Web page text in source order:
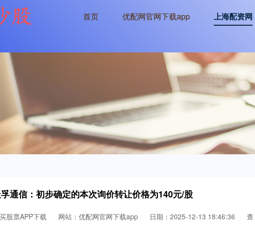
首页 优配网官网下载app 上海配资网
通信：初步确定的本次询价转让价格为140元/股
股票APP下载 网站：优配网官网下载app 日期：2025-12-13 18:46:36
查